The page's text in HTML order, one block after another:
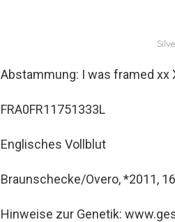
Abstammung: I was framed xx
FRA0FR11751333L
Englisches Vollblut
Braunschecke/Overo, *2011,
Hinweise zur Genetik: